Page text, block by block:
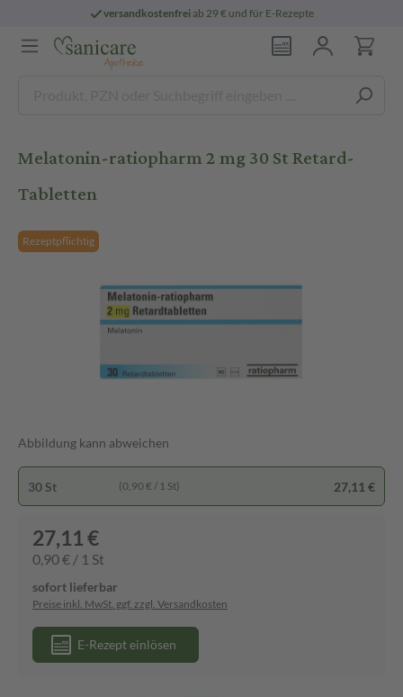
versandkostenfreiab 29 € und für E-Rezepte
Melatonin-ratiopharm 2 mg 30 St Retard-
Tabletten
Rezeptpflichtig
Abbildung kann abweichen
30 St (0,90 € / 1 St) 27,11 €
27,11 €
0,90 € / 1 St
sofort lieferbar
Preise inkl. MwSt. ggf. zzgl. Versandkosten
E-Rezept einlösen